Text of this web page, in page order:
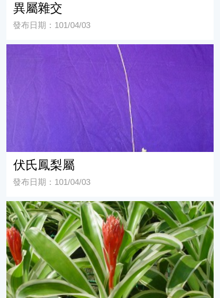
異屬雜交
發布日期：101/04/03
伏氏鳳梨屬
發布日期：101/04/03
水塔花屬之ㄧ員